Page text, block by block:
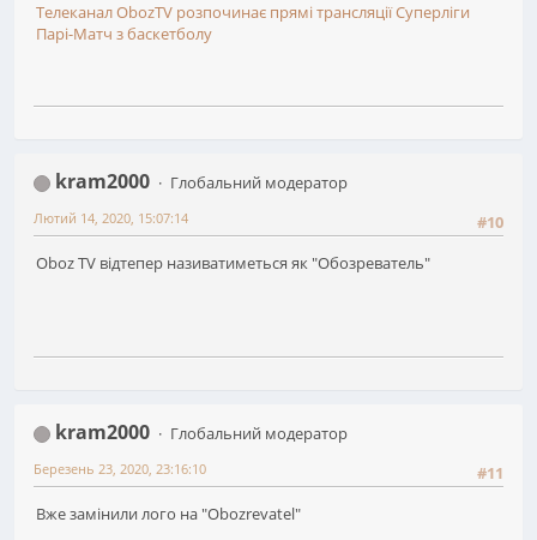
Телеканал ObozTV розпочинає прямі трансляції Суперліги
Парі-Матч з баскетболу
kram2000
Глобальний модератор
#10
Лютий 14, 2020, 15:07:14
Oboz TV відтепер називатиметься як "Обозреватель"
kram2000
Глобальний модератор
#11
Березень 23, 2020, 23:16:10
Вже замінили лого на "Obozrevatel"